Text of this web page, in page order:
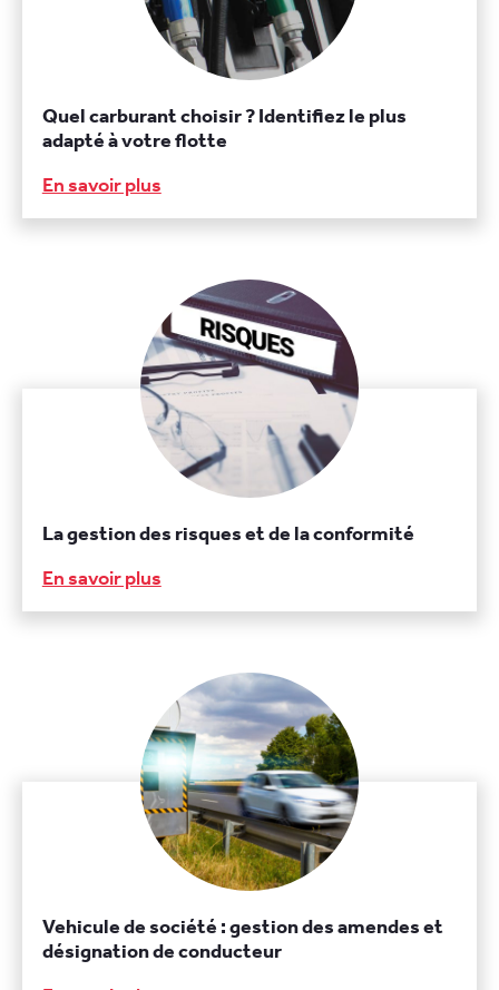
Quel carburant choisir ? Identifiez le plus
adapté à votre flotte
En savoir plus
La gestion des risques et de la conformité
En savoir plus
Vehicule de société : gestion des amendes et
désignation de conducteur